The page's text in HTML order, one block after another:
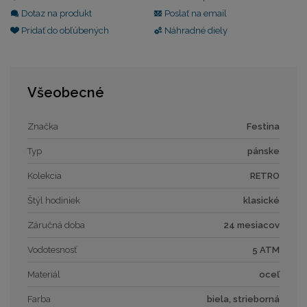
Dotaz na produkt
Poslať na email
Pridať do obľúbených
Náhradné diely
Všeobecné
Značka Festina
Typ pánske
Kolekcia RETRO
Štýl hodiniek klasické
Záručná doba 24 mesiacov
Vodotesnosť 5 ATM
Materiál oceľ
Farba biela, strieborná